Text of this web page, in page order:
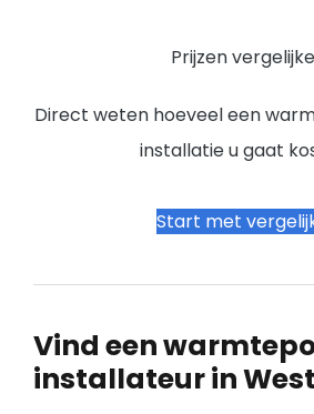
Prijzen
Direct weten hoeveel een
installatie u gaat
Start met
Vind een
installateur in